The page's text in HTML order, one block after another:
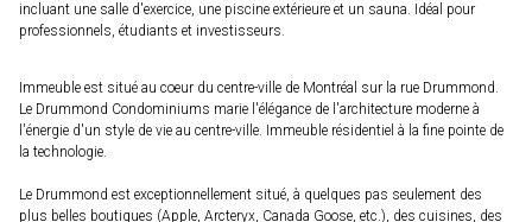
incluant une salle d'exercice, une piscine extérieure et un sauna. Idéal pour
professionnels, étudiants et investisseurs.
Immeuble est situé au coeur du centre-ville de Montréal sur la rue Drummond.
Le Drummond Condominiums marie l'élégance de l'architecture moderne à
l'énergie d'un style de vie au centre-ville. Immeuble résidentiel à la fine pointe de
la technologie.
Le Drummond est exceptionnellement situé, à quelques pas seulement des
plus belles boutiques (Apple, Arcteryx, Canada Goose, etc.), des cuisines, des